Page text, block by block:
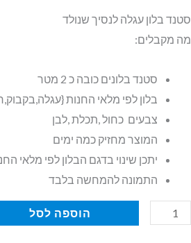
סטנד בלון עגלה לנסיך שנולד
מה מקבלים:
סטנד בלונים כובה כ 2 מטר
בלון לפי מלאי החנות
צבעים כחול ,תכלת ,לבן
המוצר מחזיק כמה ימים
יתכן שינוי בדגם הבלון לפי מלאי
התמונה להמחשה בלבד
כמות
הוספה לסל